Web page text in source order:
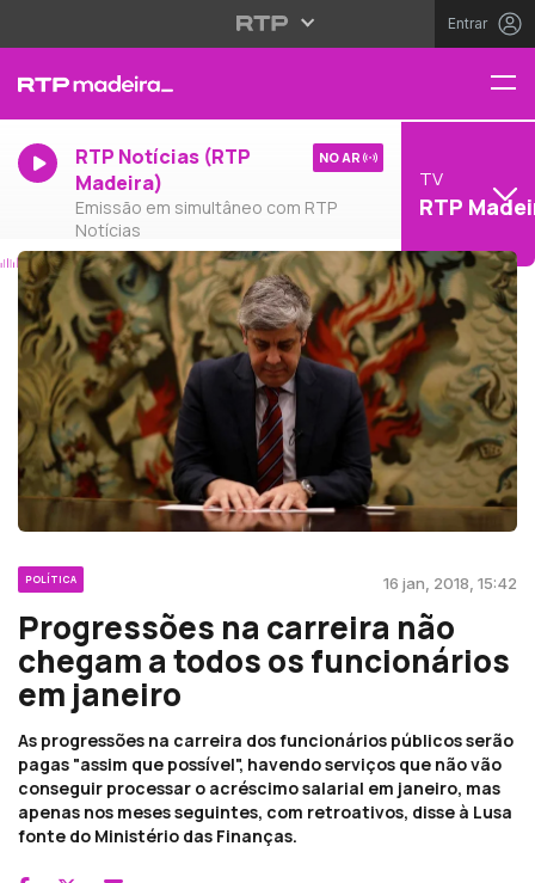
Entrar
RTP Notícias (RTP
Madeira)
Emissão em simultâneo com RTP
Notícias
NO AR
TV
RTP
POLÍTICA 16 jan, 2018, 15:42
Progressões na carreira não
chegam a todos os funcionários
em janeiro
As progressões na carreira dos funcionários públicos serão
pagas "assim que possível", havendo serviços que não vão
conseguir processar o acréscimo salarial em janeiro, mas
apenas nos meses seguintes, com retroativos, disse à Lusa
fonte do Ministério das Finanças.